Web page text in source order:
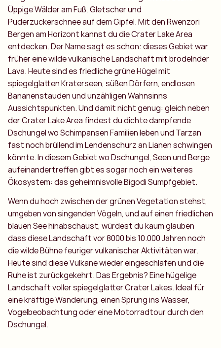
Üppige Wälder am Fuß, Gletscher und
Puderzuckerschnee auf dem Gipfel. Mit den Rwenzori
Bergen am Horizont kannst du die Crater Lake Area
entdecken. Der Name sagt es schon: dieses Gebiet war
früher eine wilde vulkanische Landschaft mit brodelnder
Lava. Heute sind es friedliche grüne Hügel mit
spiegelglatten Kraterseen, süßen Dörfern, endlosen
Bananenstauden und unzähligen Wahnsinns
Aussichtspunkten. Und damit nicht genug: gleich neben
der Crater Lake Area findest du dichte dampfende
Dschungel wo Schimpansen Familien leben und Tarzan
fast noch brüllend im Lendenschurz an Lianen schwingen
könnte. In diesem Gebiet wo Dschungel, Seen und Berge
aufeinandertreffen gibt es sogar noch ein weiteres
Ökosystem: das geheimnisvolle Bigodi Sumpfgebiet.
Wenn du hoch zwischen der grünen Vegetation stehst,
umgeben von singenden Vögeln, und auf einen friedlichen
blauen See hinabschaust, würdest du kaum glauben
dass diese Landschaft vor 8000 bis 10.000 Jahren noch
die wilde Bühne feuriger vulkanischer Aktivitäten war.
Heute sind diese Vulkane wieder eingeschlafen und die
Ruhe ist zurückgekehrt. Das Ergebnis? Eine hügelige
Landschaft voller spiegelglatter Crater Lakes. Ideal für
eine kräftige Wanderung, einen Sprung ins Wasser,
Vogelbeobachtung oder eine Motorradtour durch den
Dschungel.